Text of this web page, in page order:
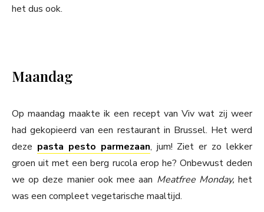
het dus ook.
Maandag
Op maandag maakte ik een recept van Viv wat zij weer
had gekopieerd van een restaurant in Brussel. Het werd
deze pasta pesto parmezaan, jum! Ziet er zo lekker
groen uit met een berg rucola erop he? Onbewust deden
we op deze manier ook mee aan Meatfree Monday,het
was een compleet vegetarische maaltijd.